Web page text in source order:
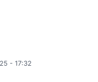
- 17:32